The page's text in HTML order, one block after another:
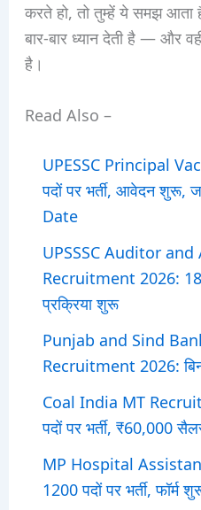
करते हो, तो तुम्हें ये समझ
बार-बार ध्यान देती है — और
है।
Read Also –
UPESSC Principal
पदों पर भर्ती, आवेदन शुरू,
Date
UPSSSC Auditor
Recruitment 2026:
प्रक्रिया शुरू
Punjab and Sind
Recruitment 2026: बिना
Coal India MT
पदों पर भर्ती, ₹60,000
MP Hospital
1200 पदों पर भर्ती,